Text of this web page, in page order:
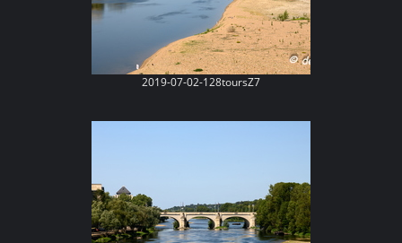
2019-07-02-128toursZ7